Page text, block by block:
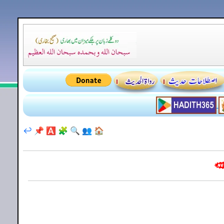
🏠
👥
🔍
🧩
🅰️
📌
↩️